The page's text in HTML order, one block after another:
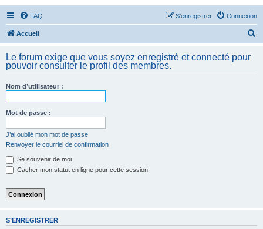
FAQ Connexion
S’enregistrer
Accueil
h
Le forum exige que vous soyez enregistré et connecté pour
pouvoir consulter le profil des membres.
Nom d’utilisateur :
Mot de passe :
J’ai oublié mon mot de passe
Renvoyer le courriel de confirmation
Se souvenir de moi
Cacher mon statut en ligne pour cette session
S’ENREGISTRER